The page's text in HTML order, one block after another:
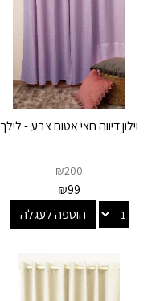
וילון דיווה חצי אטום צבע - לילך
₪200
₪99
הוספה לעגלה